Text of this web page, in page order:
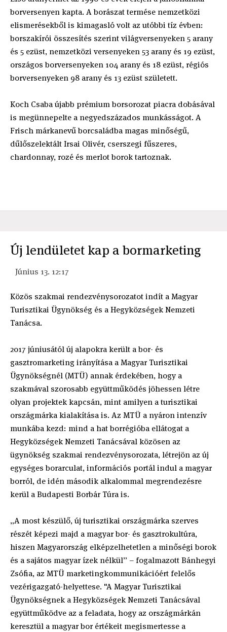
borversenyen kapta. A borászat termése nemzetközi
elismerésekből is kimagasló volt az utóbbi tíz évben:
borszakírói összesítés szerint világversenyeken 5 arany
és 5 ezüst, nemzetközi versenyeken 53 arany és 19 ezüst,
országos borversenyeken 104 arany és 18 ezüst, régiós
borversenyeken 98 arany és 13 ezüst született.
Koch Csaba újabb prémium borsorozat piacra dobásával
is megünnepelte a negyedszázados munkásságot. A
Frisch márkanevű borcsaládba magas minőségű,
dűlőszelektált Irsai Olivér, cserszegi fűszeres,
chardonnay, rozé és merlot borok tartoznak.
Új lendületet kap a bormarketing
Június 13. 12:17
Közös szakmai rendezvénysorozatot indít a Magyar
Turisztikai Ügynökség és a Hegyközségek Nemzeti
Tanácsa.
2017 júniusától új alapokra került a bor- és
gasztromarketing irányítása a Magyar Turisztikai
Ügynökségnél (MTÜ) annak érdekében, hogy a
szakmával szorosabb együttműködés jöhessen létre
olyan projektek kapcsán, mint amilyen a turisztikai
országmárka kialakítása is. Az MTÜ a nyáron intenzív
munkába kezd: mind a hat borrégióba ellátogat a
Hegyközségek Nemzeti Tanácsával közösen az
ügynökség szakmai rendezvénysorozata, létrejön az új
egységes borarculat, információs portál indul a magyar
borról, de idén második alkalommal megrendezésre
kerül a Budapesti Borbár Túra is.
„A most készülő, új turisztikai országmárka szerves
részét képezi majd a magyar bor- és gasztrokultúra,
hiszen Magyarország elképzelhetetlen a minőségi borok
és a sajátos magyar ízek nélkül” – fogalmazott Bánhegyi
Zsófia, az MTÜ marketingkommunikációért felelős
vezérigazgató-helyettese. "A Magyar Turisztikai
Ügynökségnek a Hegyközségek Nemzeti Tanácsával
együttműködve az a feladata, hogy az országmárkán
keresztül a magyar bor értékeit megismertesse a